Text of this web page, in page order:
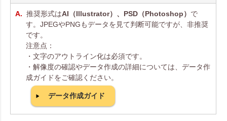
推奨形式はAI（Illustrator）、PSD（Photoshop） で
す。JPEGやPNGもデータを見て判断可能ですが、非推奨
です。
注意点：
・文字のアウトライン化は必須です。
・解像度の確認やデータ作成の詳細については、データ作
成ガイドをご確認ください。
データ作成ガイド